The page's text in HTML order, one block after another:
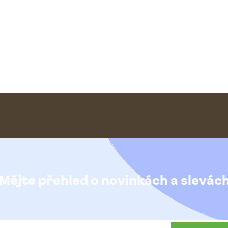
Mějte přehled o novinkácha